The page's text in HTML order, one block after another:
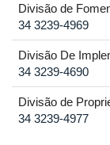
Divisão de
34 3239-4969
Divisão De
34 3239-4690
Divisão de
34 3239-4977